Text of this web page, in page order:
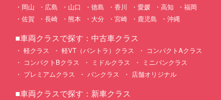
岡山
広島 山口 徳島 香川 愛媛 高知
福岡
佐賀
長崎 熊本 大分 宮崎 鹿児島 沖縄
■車両クラスで探す：中古車クラス
軽クラス 軽VT（バントラ）クラス
コンパクトAクラス
コンパクトBクラス
ミドルクラス
ミニバンクラス
プレミアムクラス
バンクラス 店舗オリジナル
■車両クラスで探す：新車クラス